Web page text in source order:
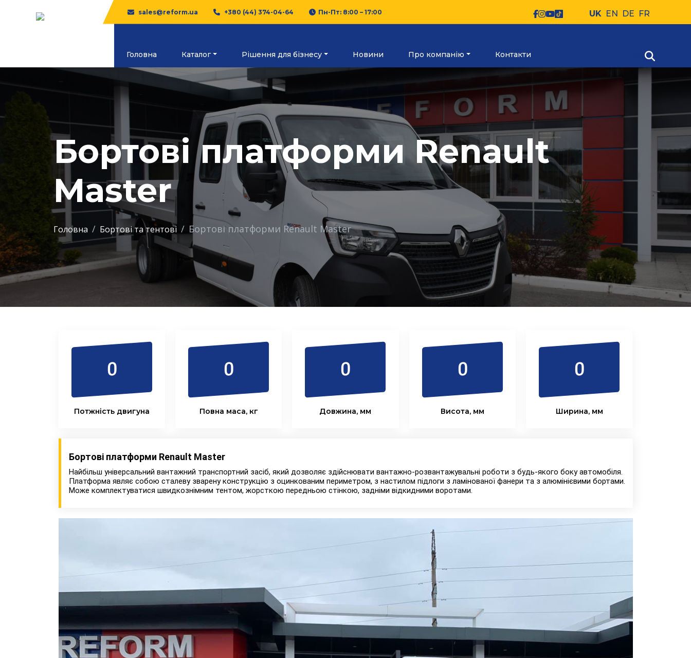
sales@reform.ua +380 (44) 374-04-64 Пн-Пт: 8:00 – 17:00 UK EN DE FR
Головна Каталог Рішення для бізнесу Новини Про компанію Контакти
Бортові платформи Renault
Master
Головна Бортові та тентові Бортові платформи Renault Master
Потжність двигуна
0
Повна маса, кг
0
Довжина, мм
0
Висота, мм
0
Ширина, мм
0
Бортові платформи Renault Master
Найбільш універсальний вантажний транспортний засіб, який дозволяє здійснювати вантажно-розвантажувальні роботи з будь-якого боку автомобіля.
Платформа являє собою сталеву зварену конструкцію з оцинкованим периметром, з настилом підлоги з ламінованої фанери та з алюмінієвими бортами.
Може комплектуватися швидкознімним тентом, жорсткою передньою стінкою, задніми відкидними воротами.